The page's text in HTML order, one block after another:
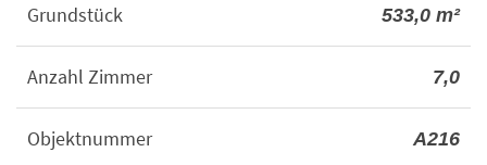
Grundstück 533,0 m²
Anzahl Zimmer 7,0
Objektnummer A216